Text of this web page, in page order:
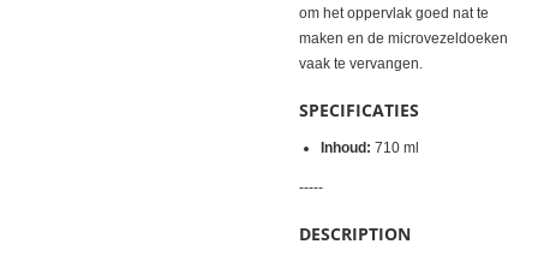
om het oppervlak goed nat te
maken en de microvezeldoeken
vaak te vervangen.
SPECIFICATIES
Inhoud: 710 ml
-----
DESCRIPTION